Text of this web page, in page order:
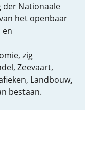
der Nationaale
het openbaar
en
zig
Zeevaart,
Landbouw,
bestaan.